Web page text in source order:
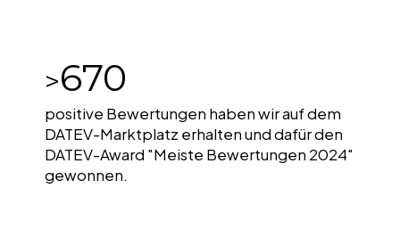
670
>
positive Bewertungen haben wir auf dem
DATEV-Marktplatz erhalten und dafür den
DATEV-Award "Meiste Bewertungen 2024"
gewonnen.